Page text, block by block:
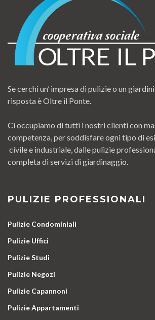
Se cerchi un’ impresa di pulizie o un
risposta è Oltre il Ponte.
Ci occupiamo di tutti i nostri clienti con
competenza, per soddisfare ogni tipo di
civile e industriale, dalle pulizie
completa di servizi di giardinaggio.
PULIZIE PROFESSIONALI
Pulizie Condominiali
Pulizie Uffici
Pulizie Studi
Pulizie Negozi
Pulizie Capannoni
Pulizie Appartamenti